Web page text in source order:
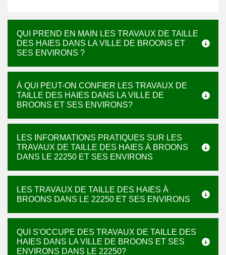
QUI PREND EN MAIN LES TRAVAUX DE TAILLE
DES HAIES DANS LA VILLE DE BROONS ET
SES ENVIRONS ?
À QUI PEUT-ON CONFIER LES TRAVAUX DE
TAILLE DES HAIES DANS LA VILLE DE
BROONS ET SES ENVIRONS?
LES INFORMATIONS PRATIQUES SUR LES
TRAVAUX DE TAILLE DES HAIES À BROONS
DANS LE 22250 ET SES ENVIRONS
LES TRAVAUX DE TAILLE DES HAIES À
BROONS DANS LE 22250 ET SES ENVIRONS
QUI S'OCCUPE DES TRAVAUX DE TAILLE DES
HAIES DANS LA VILLE DE BROONS ET SES
ENVIRONS DANS LE 22250?